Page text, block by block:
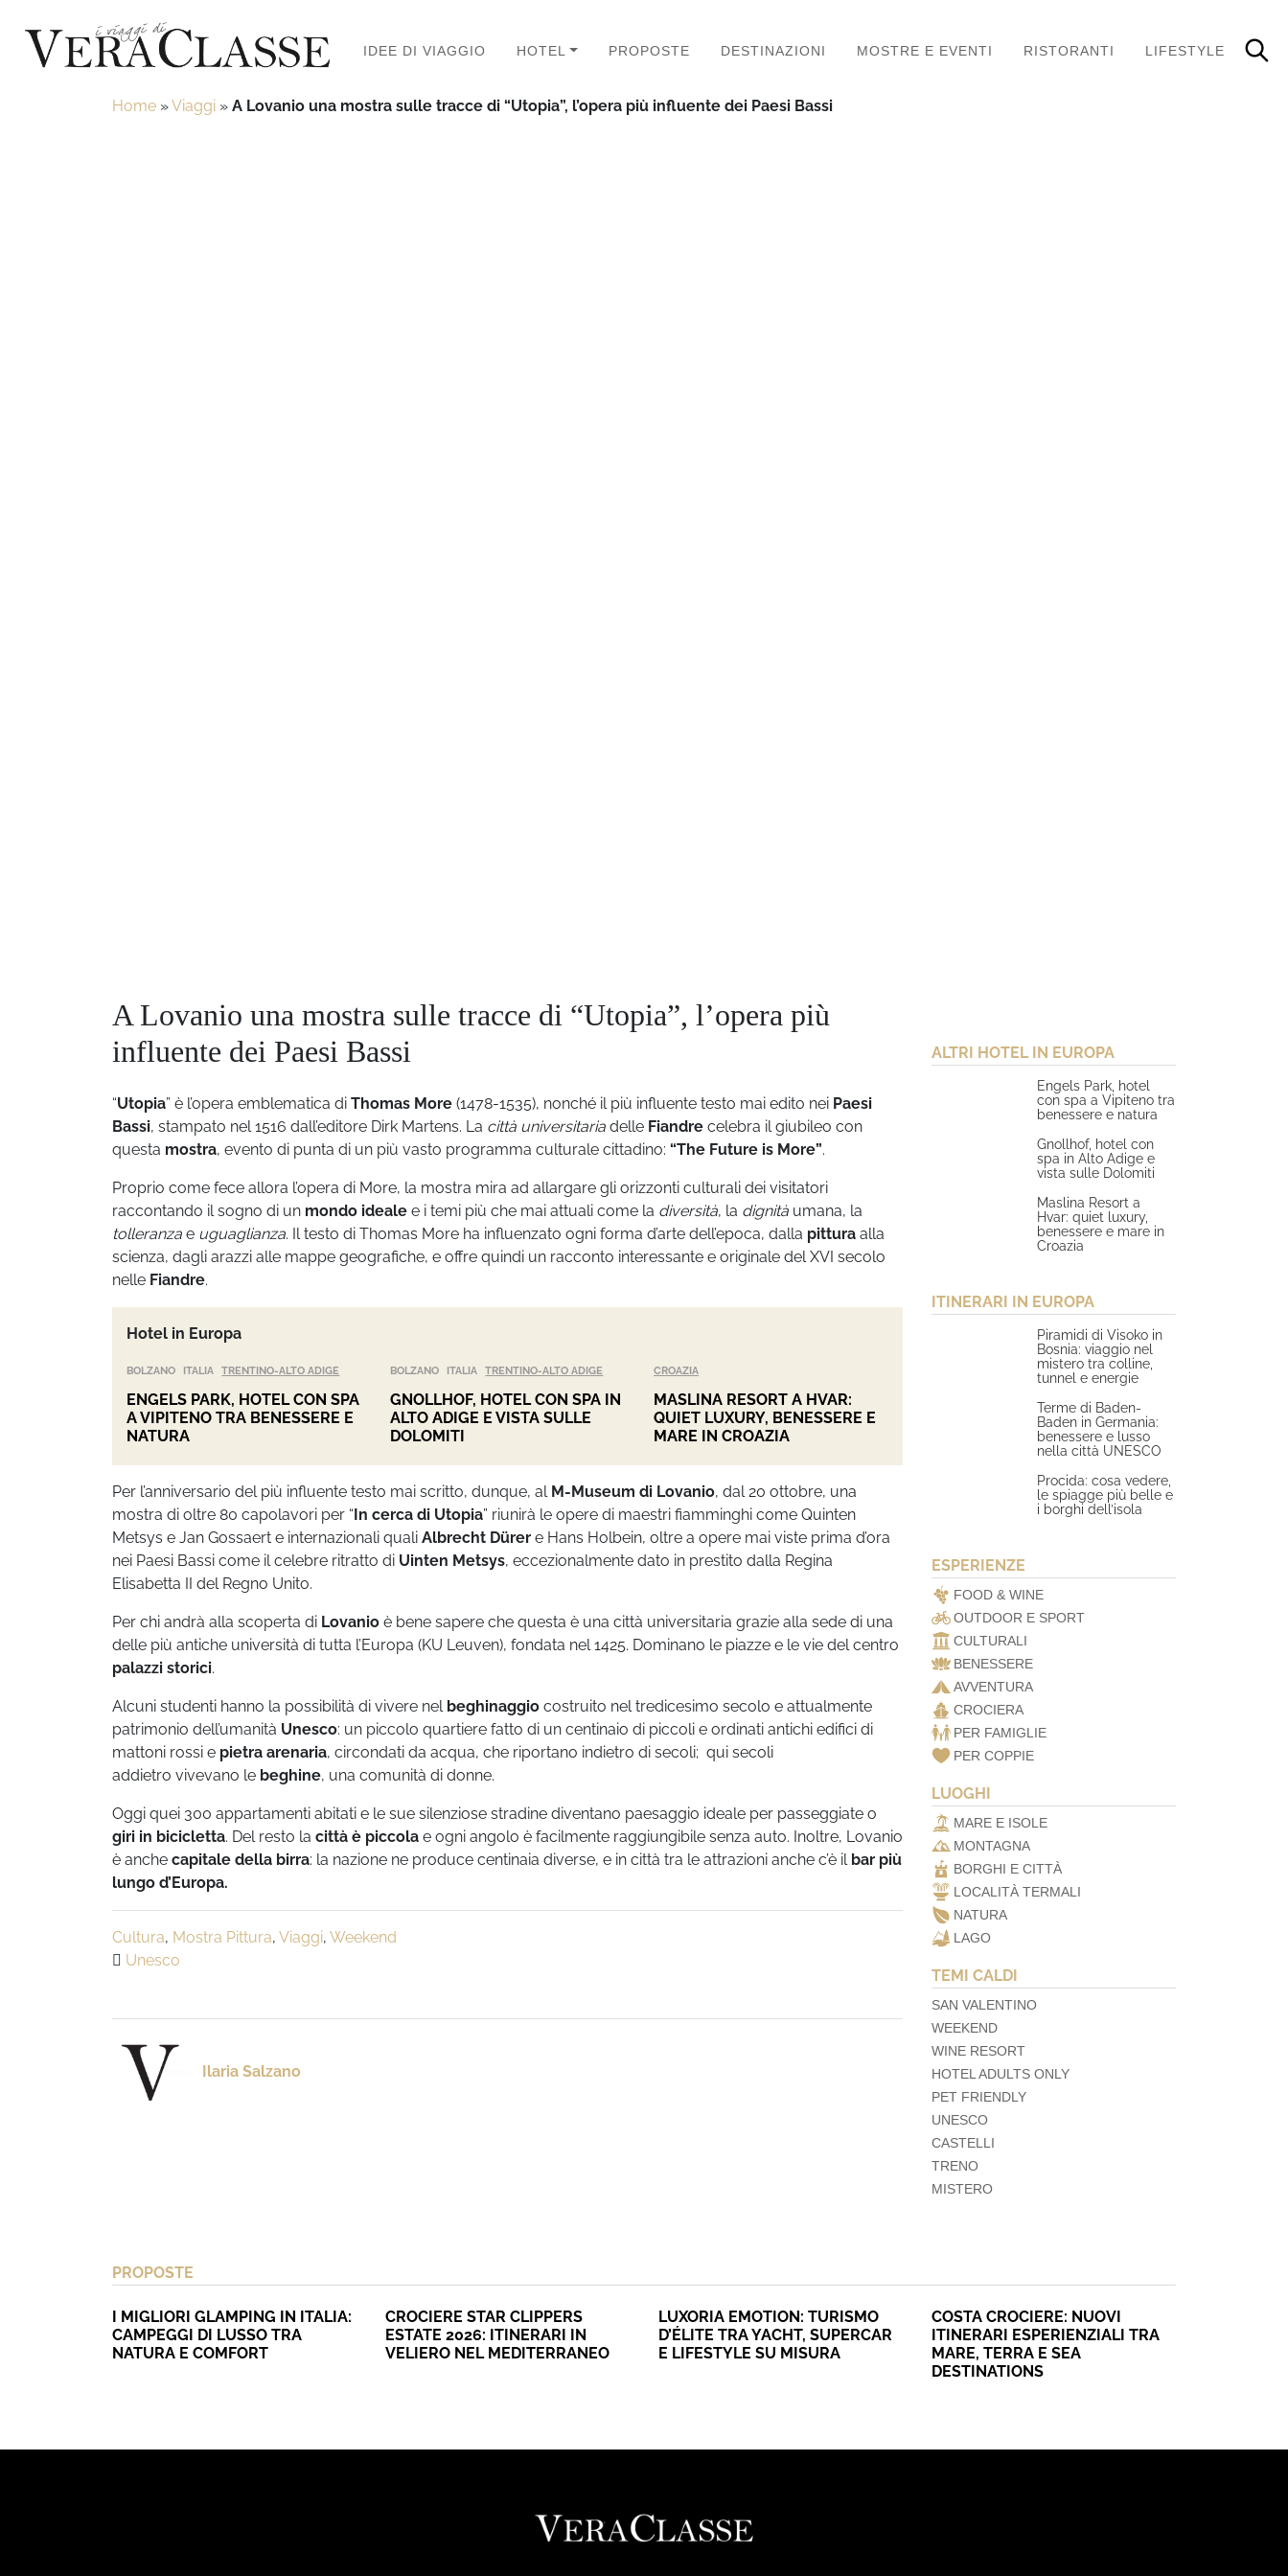
IDEE DI VIAGGIO HOTEL PROPOSTE DESTINAZIONI MOSTRE E EVENTI RISTORANTI LIFESTYLE
Home »Viaggi » A Lovanio una mostra sulle tracce di “Utopia”, l’opera più influente dei Paesi Bassi
A Lovanio una mostra sulle tracce di “Utopia”, l’opera più
influente dei Paesi Bassi
“Utopia” è l’opera emblematica di Thomas More (1478-1535), nonché il più influente testo mai edito nei Paesi
Bassi, stampato nel 1516 dall’editore Dirk Martens. La città universitaria delle Fiandre celebra il giubileo con
questa mostra, evento di punta di un più vasto programma culturale cittadino: “The Future is More”.
Proprio come fece allora l’opera di More, la mostra mira ad allargare gli orizzonti culturali dei visitatori
raccontando il sogno di un mondo ideale e i temi più che mai attuali come la diversità, la dignità umana, la
tolleranza e uguaglianza. Il testo di Thomas More ha influenzato ogni forma d’arte dell’epoca, dalla pittura alla
scienza, dagli arazzi alle mappe geografiche, e offre quindi un racconto interessante e originale del XVI secolo
nelle Fiandre.
Hotel in Europa
BOLZANO ITALIA TRENTINO-ALTO ADIGE
ENGELS PARK, HOTEL CON SPA
A VIPITENO TRA BENESSERE E
NATURA
BOLZANO ITALIA TRENTINO-ALTO ADIGE
GNOLLHOF, HOTEL CON SPA IN
ALTO ADIGE E VISTA SULLE
DOLOMITI
CROAZIA
MASLINA RESORT A HVAR:
QUIET LUXURY, BENESSERE E
MARE IN CROAZIA
Per l’anniversario del più influente testo mai scritto, dunque, al M-Museum di Lovanio, dal 20 ottobre, una
mostra di oltre 80 capolavori per “In cerca di Utopia” riunirà le opere di maestri fiamminghi come Quinten
Metsys e Jan Gossaert e internazionali quali Albrecht Dürer e Hans Holbein, oltre a opere mai viste prima d’ora
nei Paesi Bassi come il celebre ritratto di Uinten Metsys, eccezionalmente dato in prestito dalla Regina
Elisabetta II del Regno Unito.
Per chi andrà alla scoperta di Lovanio è bene sapere che questa è una città universitaria grazie alla sede di una
delle più antiche università di tutta l’Europa (KU Leuven), fondata nel 1425. Dominano le piazze e le vie del centro
palazzi storici.
Alcuni studenti hanno la possibilità di vivere nel beghinaggio costruito nel tredicesimo secolo e attualmente
patrimonio dell’umanità Unesco: un piccolo quartiere fatto di un centinaio di piccoli e ordinati antichi edifici di
mattoni rossi e pietra arenaria, circondati da acqua, che riportano indietro di secoli; qui secoli
addietro vivevano le beghine, una comunità di donne.
Oggi quei 300 appartamenti abitati e le sue silenziose stradine diventano paesaggio ideale per passeggiate o
giri in bicicletta. Del resto la città è piccola e ogni angolo è facilmente raggiungibile senza auto. Inoltre, Lovanio
è anche capitale della birra: la nazione ne produce centinaia diverse, e in città tra le attrazioni anche c’è il bar più
lungo d’Europa.
Cultura, Mostra Pittura, Viaggi, Weekend
Unesco
Ilaria Salzano
ALTRI HOTEL IN EUROPA
Engels Park, hotel
con spa a Vipiteno tra
benessere e natura
Gnollhof, hotel con
spa in Alto Adige e
vista sulle Dolomiti
Maslina Resort a
Hvar: quiet luxury,
benessere e mare in
Croazia
ITINERARI IN EUROPA
Piramidi di Visoko in
Bosnia: viaggio nel
mistero tra colline,
tunnel e energie
Terme di Baden-
Baden in Germania:
benessere e lusso
nella città UNESCO
Procida: cosa vedere,
le spiagge più belle e
i borghi dell’isola
ESPERIENZE
FOOD & WINE
OUTDOOR E SPORT
CULTURALI
BENESSERE
AVVENTURA
CROCIERA
PER FAMIGLIE
PER COPPIE
LUOGHI
MARE E ISOLE
MONTAGNA
BORGHI E CITTÀ
LOCALITÀ TERMALI
NATURA
LAGO
TEMI CALDI
SAN VALENTINO
WEEKEND
WINE RESORT
HOTEL ADULTS ONLY
PET FRIENDLY
UNESCO
CASTELLI
TRENO
MISTERO
PROPOSTE
I MIGLIORI GLAMPING IN ITALIA:
CAMPEGGI DI LUSSO TRA
NATURA E COMFORT
CROCIERE STAR CLIPPERS
ESTATE 2026: ITINERARI IN
VELIERO NEL MEDITERRANEO
LUXORIA EMOTION: TURISMO
D’ÉLITE TRA YACHT, SUPERCAR
E LIFESTYLE SU MISURA
COSTA CROCIERE: NUOVI
ITINERARI ESPERIENZIALI TRA
MARE, TERRA E SEA
DESTINATIONS